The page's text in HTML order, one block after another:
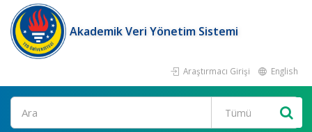
Akademik Veri Yönetim Sistemi
Araştırmacı Girişi English
Ara